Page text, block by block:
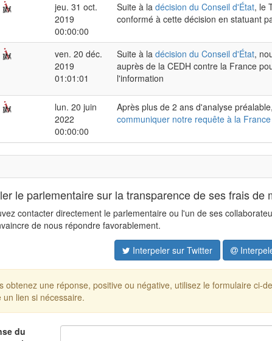
jeu. 31 oct.
2019
00:00:00
Suite à la décision du Conseil d'État, le
conformé à cette décision en statuant
ven. 20 déc.
2019
01:01:01
Suite à la décision du Conseil d'État,
auprès de la CEDH contre la France
l'information
lun. 20 juin
2022
00:00:00
Après plus de 2 ans d'analyse préalable,
communiquer notre requête à la France
le parlementaire sur la transparence de ses frais de
contacter directement le parlementaire ou l'un de ses
de nous répondre favorablement.
Interpeler sur Twitter
obtenez une réponse, positive ou négative, utilisez le formulaire ci-
un lien si nécessaire.
du